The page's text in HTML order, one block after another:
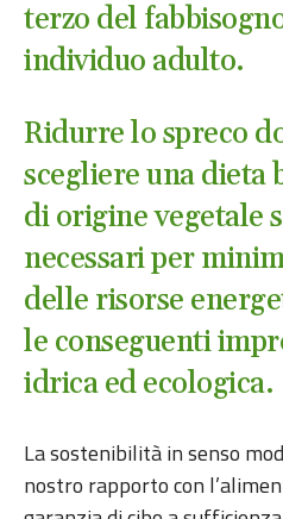
terzo del
individuo adulto.
Ridurre lo spreco
scegliere una dieta
di origine vegetale
necessari per
delle risorse
le conseguenti
idrica ed ecologica.
La sostenibilità in senso
nostro rapporto con